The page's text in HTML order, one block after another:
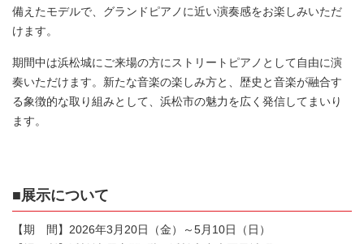
備えたモデルで、グランドピアノに近い演奏感をお楽しみいただ
けます。
期間中は浜松城にご来場の方にストリートピアノとして自由に演
奏いただけます。新たな音楽の楽しみ方と、歴史と音楽が融合す
る象徴的な取り組みとして、浜松市の魅力を広く発信してまいり
ます。
■展示について
【期 間】2026年3月20日（金）～5月10日（日）